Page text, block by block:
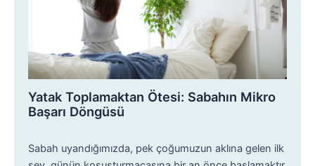
Yatak Toplamaktan Ötesi: Sabahın Mikro
Başarı Döngüsü
Sabah uyandığımızda, pek çoğumuzun aklına gelen ilk